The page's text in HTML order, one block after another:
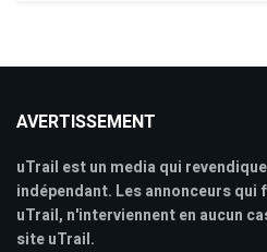
AVERTISSEMENT
uTrail est un media qui
indépendant. Les annonceurs qui
uTrail, n'interviennent en aucun
site uTrail.